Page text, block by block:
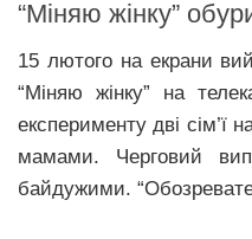
“Міняю жінку”
15 лютого на екрани
“Міняю жінку” на
експерименту дві сім’ї
мамами. Черговий
байдужими.